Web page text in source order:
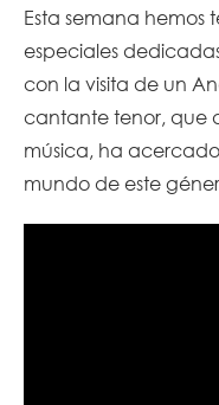
Esta semana hemos
especiales
con la visita de un
cantante tenor, que
música, ha
mundo de este